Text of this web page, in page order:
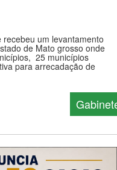
um levantamento
de Mato grosso onde
25 municípios
para arrecadação de